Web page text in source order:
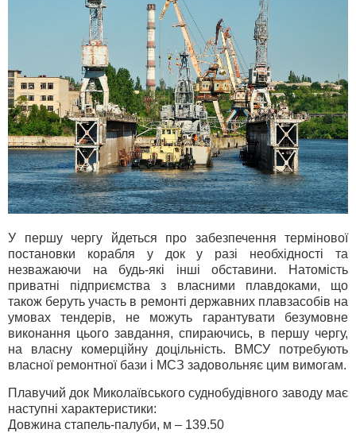
У першу чергу йдеться про забезпечення термінової
постановки корабля у док у разі необхідності та
незважаючи на будь-які інші обставини. Натомість
приватні підприємства з власними плавдоками, що
також беруть участь в ремонті державних плавзасобів на
умовах тендерів, не можуть гарантувати безумовне
виконання цього завдання, спираючись, в першу чергу,
на власну комерційну доцільність. ВМСУ потребують
власної ремонтної бази і МСЗ задовольняє цим вимогам.
Плавучий док Миколаївського суднобудівного заводу має
наступні характеристики:
Довжина стапель-палуби, м – 139.50